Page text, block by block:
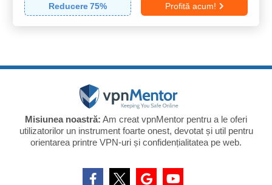
Reducere75% Profită acum!
Misiunea noastră: Am creat vpnMentor pentru a le oferi
utilizatorilor un instrument foarte onest, devotat și util pentru
orientarea printre VPN-uri și confidențialitatea pe web.